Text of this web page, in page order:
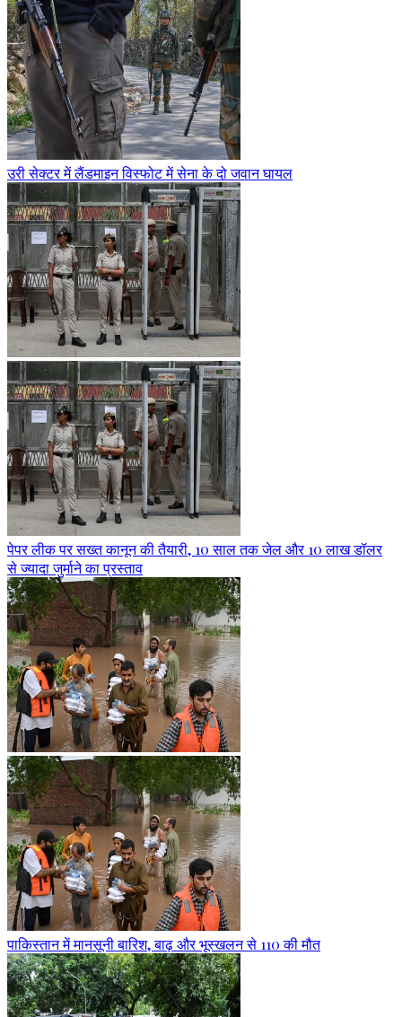
उरी सेक्टर में लैंडमाइन विस्फोट में सेना के दो जवान घायल
पेपर लीक पर सख्त कानून की तैयारी, 10 साल तक जेल और 10 लाख डॉलर
से ज्यादा जुर्माने का प्रस्ताव
पाकिस्तान में मानसूनी बारिश, बाढ़ और भूस्खलन से 110 की मौत